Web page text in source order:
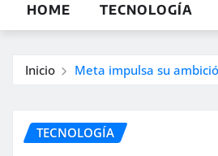
HOME TECNOLOGÍA
Inicio Meta impulsa su
TECNOLOGÍA